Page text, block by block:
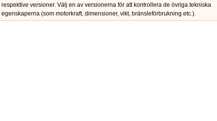
respektive versioner. Välj en av versionerna för att kontrollera de övriga tekniska
egenskaperna (som motorkraft, dimensioner, vikt, bränsleförbrukning etc.).